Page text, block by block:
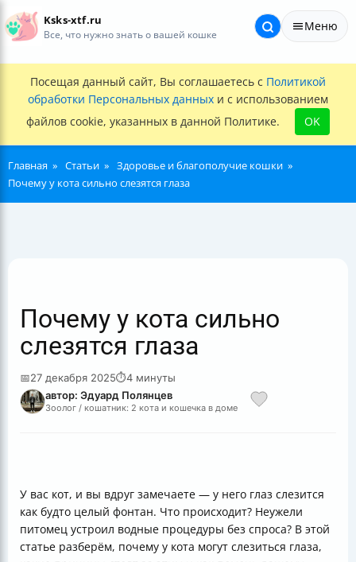
Ksks-xtf.ru
Все, что нужно знать о вашей кошке
Меню
Посещая данный сайт, Вы соглашаетесь с Политикой
обработки Персональных данных и с использованием
файлов cookie, указанных в данной Политике.
OK
Главная Статьи
Здоровье и благополучие кошки
Почему у кота сильно слезятся глаза
Почему у кота сильно
слезятся глаза
📅27 декабря 2025⏱4 минуты
автор: Эдуард Полянцев
Зоолог / кошатник: 2 кота и кошечка в доме
У вас кот, и вы вдруг замечаете — у него глаз слезится
как будто целый фонтан. Что происходит? Неужели
питомец устроил водные процедуры без спроса? В этой
статье разберём, почему у кота могут слезиться глаза,